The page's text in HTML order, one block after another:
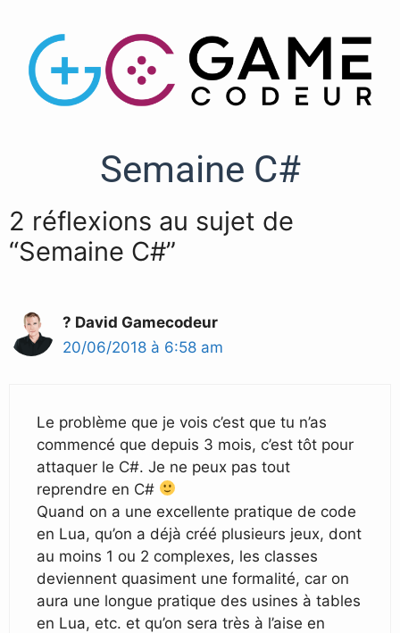
Semaine C#
2 réflexions au sujet de
“Semaine C#”
? David Gamecodeur
20/06/2018 à 6:58 am
Le problème que je vois c’est que tu n’as
commencé que depuis 3 mois, c’est tôt pour
attaquer le C#. Je ne peux pas tout
reprendre en C#
Quand on a une excellente pratique de code
en Lua, qu’on a déjà créé plusieurs jeux, dont
au moins 1 ou 2 complexes, les classes
deviennent quasiment une formalité, car on
aura une longue pratique des usines à tables
en Lua, etc. et qu’on sera très à l’aise en